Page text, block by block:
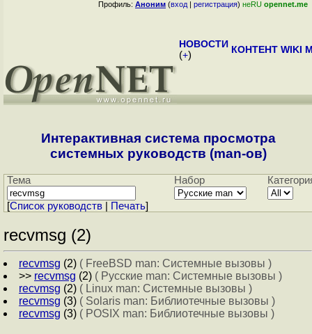
Профиль: Аноним (вход | регистрация) неRU opennet.me
НОВОСТИ
(+) КОНТЕНТ WIKI
Интерактивная система просмотра
системных руководств (man-ов)
Тема Набор
[Cписок руководств Печать]
recvmsg (2)
recvmsg (2) ( FreeBSD man: Системные вызовы )
>> recvmsg (2) ( Русские man: Системные вызовы )
recvmsg (2) ( Linux man: Системные вызовы )
recvmsg (3) ( Solaris man: Библиотечные вызовы )
recvmsg (3) ( POSIX man: Библиотечные вызовы )